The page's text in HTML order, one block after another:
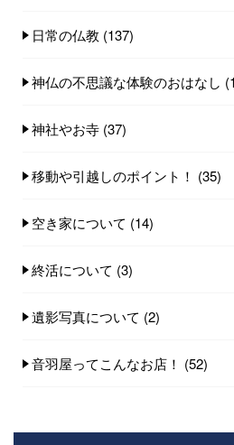
日常の仏教 (137)
神仏の不思議な体験のおはなし
神社やお寺 (37)
移動や引越しのポイント！ (35)
空き家について (14)
終活について (3)
遺影写真について (2)
音羽屋ってこんなお店！ (52)